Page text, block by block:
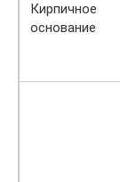
Кирпичное
основание